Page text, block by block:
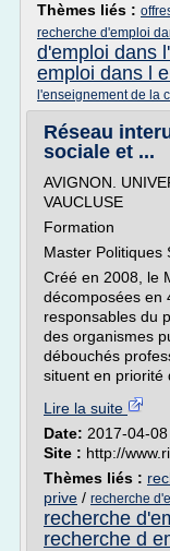
Thèmes liés :
recherche d'emploi
d'emploi dans
emploi dans l
l'enseignement de la
Réseau
sociale et ...
AVIGNON.
VAUCLUSE
Formation
Master Politiques
Créé en 2008, le
décomposées en
responsables du
des organismes
débouchés
situent en priorité
Lire la suite
Date: 2017-04-
Site : http://
Thèmes liés :
prive / recherche
recherche
recherche d